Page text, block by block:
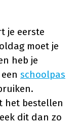
je eerste
moet je
heb je
schoolpas
het bestellen
dit dan zo